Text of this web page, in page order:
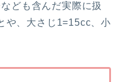
ども含んだ実際に扱
や、大さじ1=15cc、小